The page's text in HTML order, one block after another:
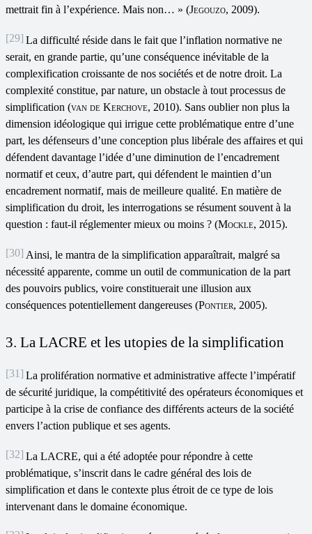
mettrait fin à l’expérience. Mais non… » (Jegouzo, 2009).
[29] La difficulté réside dans le fait que l’inflation normative ne
serait, en grande partie, qu’une conséquence inévitable de la
complexification croissante de nos sociétés et de notre droit. La
complexité constitue, par nature, un obstacle à tout processus de
simplification (van de Kerchove, 2010). Sans oublier non plus la
dimension idéologique qui irrigue cette problématique entre d’une
part, les défenseurs d’une conception plus libérale des affaires et qui
défendent davantage l’idée d’une diminution de l’encadrement
normatif et ceux, d’autre part, qui défendent le maintien d’un
encadrement normatif, mais de meilleure qualité. En matière de
simplification du droit, les interrogations se résument souvent à la
question : faut-il réglementer mieux ou moins ? (Mockle, 2015).
[30] Ainsi, le mantra de la simplification apparaîtrait, malgré sa
nécessité apparente, comme un outil de communication de la part
des pouvoirs publics, voire constituerait une illusion aux
conséquences potentiellement dangereuses (Pontier, 2005).
3. La LACRE et les utopies de la simplification
[31] La prolifération normative et administrative affecte l’impératif
de sécurité juridique, la compétitivité des opérateurs économiques et
participe à la crise de confiance des différents acteurs de la société
envers l’action publique et ses agents.
[32] La LACRE, qui a été adoptée pour répondre à cette
problématique, s’inscrit dans le cadre général des lois de
simplification et dans le contexte plus étroit de ce type de lois
intervenant dans le domaine économique.